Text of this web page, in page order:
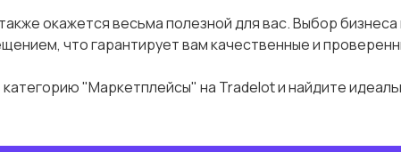
окажется весьма полезной для вас. Выбор
что гарантирует вам качественные и
"Маркетплейсы" на Tradelot и найдите